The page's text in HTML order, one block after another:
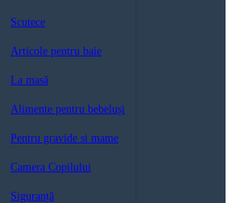
Scutece
Articole pentru baie
La masă
Alimente pentru bebeluși
Pentru gravide si mame
Camera Copilului
Siguranță